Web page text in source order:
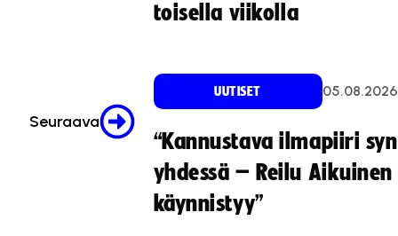
Seuraava
toisella viikolla
UUTISET 05.08.2026
“Kannustava ilmapiiri
yhdessä – Reilu
käynnistyy”